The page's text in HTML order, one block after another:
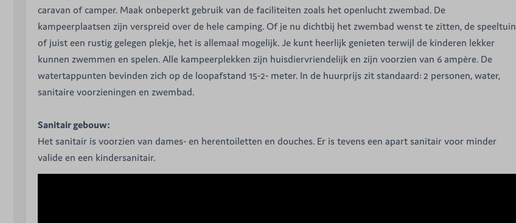
caravan of camper. Maak onbeperkt gebruik van de faciliteiten zoals het openlucht zwembad. De
kampeerplaatsen zijn verspreid over de hele camping. Of je nu dichtbij het zwembad wenst te zitten, de speeltuin
of juist een rustig gelegen plekje, het is allemaal mogelijk. Je kunt heerlijk genieten terwijl de kinderen lekker
kunnen zwemmen en spelen. Alle kampeerplekken zijn huisdiervriendelijk en zijn voorzien van 6 ampère. De
watertappunten bevinden zich op de loopafstand 15-2- meter. In de huurprijs zit standaard: 2 personen, water,
sanitaire voorzieningen en zwembad.
Sanitair gebouw:
Het sanitair is voorzien van dames- en herentoiletten en douches. Er is tevens een apart sanitair voor minder
valide en een kindersanitair.